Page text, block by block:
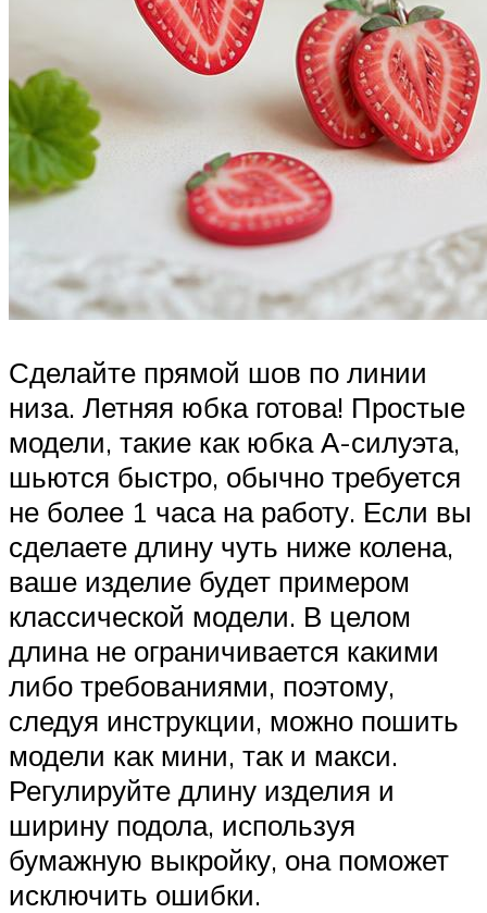
Сделайте прямой шов по линии
низа. Летняя юбка готова! Простые
модели, такие как юбка А-силуэта,
шьются быстро, обычно требуется
не более 1 часа на работу. Если вы
сделаете длину чуть ниже колена,
ваше изделие будет примером
классической модели. В целом
длина не ограничивается какими
либо требованиями, поэтому,
следуя инструкции, можно пошить
модели как мини, так и макси.
Регулируйте длину изделия и
ширину подола, используя
бумажную выкройку, она поможет
исключить ошибки.